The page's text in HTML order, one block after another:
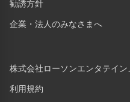
勧誘方針
企業・法人のみなさまへ
株式会社ローソンエンタテイン
利用規約